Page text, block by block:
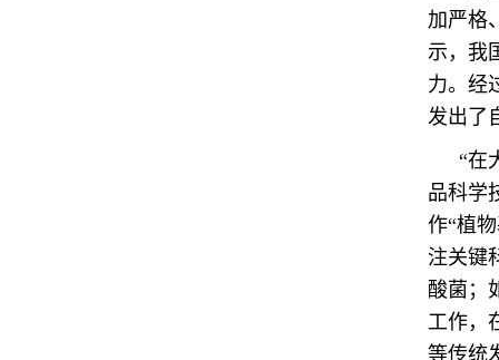
加严格
示，我
力。经
发出了
“在
品科学
作“植
注关键
酸菌；
工作，
等传统